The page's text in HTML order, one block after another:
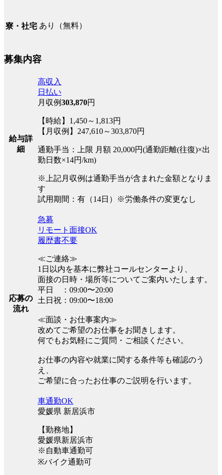
寮・社宅 あり（無料）
募集内容
給与詳
細
高収入
日払い
月収例303,870円
【時給】1,450～1,813円
【月収例】247,610～303,870円
通勤手当：上限 月額 20,000円(通勤距離(往復)×出
勤日数×14円/km)
※上記月収例は通勤手当が含まれた金額となりま
す
試用期間：有（14日）※労働条件の変更なし
応募の
流れ
急募
リモート面接OK
履歴書不要
≪ご連絡≫
1日以内を基本に弊社コールセンターより、
面接の日時・場所等についてご案内いたします。
平日 ：09:00〜20:00
土日祝：09:00〜18:00
≪面談・お仕事案内≫
改めてご希望のお仕事をお聞きします。
何でもお気軽にご質問・ご相談ください。
お仕事の内容や就業に関する条件等も確認のう
え、
ご希望に合ったお仕事のご説明を行います。
車通勤OK
愛媛県 新居浜市
【勤務地】
愛媛県新居浜市
※自動車通勤可
※バイク通勤可